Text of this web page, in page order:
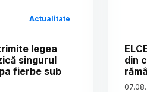
Actualitate
legea
singurul
fierbe sub
din
07.08.